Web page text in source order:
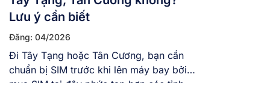
Lưu ý cần biết
Đăng: 04/2026
Đi Tây Tạng hoặc Tân Cương, bạn cần
chuẩn bị SIM trước khi lên máy bay bởi
mua SIM tại đây phức tạp hơn các tỉnh